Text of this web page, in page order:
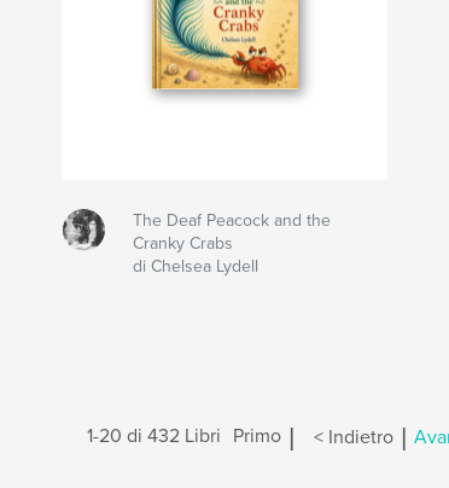
The Deaf Peacock and the
Cranky Crabs
di Chelsea Lydell
1-20 di 432 Libri Primo < Indietro